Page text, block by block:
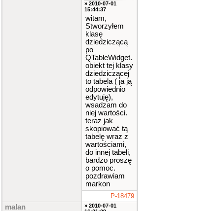
» 2010-07-01
15:44:37
witam,
Stworzyłem
klasę
dziedziczącą
po
QTableWidget.
obiekt tej klasy
dziedziczącej
to tabela ( ja ją
odpowiednio
edytuję),
wsadzam do
niej wartości.
teraz jak
skopiować tą
tabelę wraz z
wartościami,
do innej tabeli,
bardzo proszę
o pomoc.
pozdrawiam
markon
P-18479
malan
» 2010-07-01